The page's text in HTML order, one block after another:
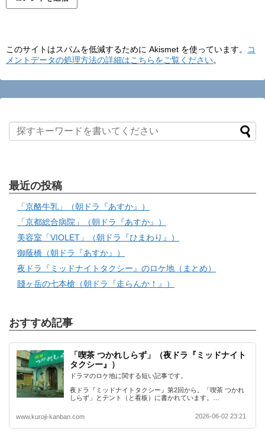
このサイトはスパムを低減するために Akismet を使っています。
コ
メントデータの処理方法の詳細はこちらをご覧ください。
最近の投稿
「京酪牛乳」（朝ドラ『あすか』）
「京都総合病院」（朝ドラ『あすか』）
美容室「VIOLET」（朝ドラ『ひまわり』）
御蔭橋（朝ドラ『あすか』）
夜ドラ『ミッドナイトタクシー』のロケ地（まとめ）
賤ヶ岳の七本槍（朝ドラ『走らんか！』）
おすすめ記事
「喫茶 つかれしらず」（夜ドラ『ミッドナイト
タクシー』）
ドラマのロケ地に関する短い記事です。
夜ドラ『ミッドナイトタクシー』第2回から。「喫茶 つかれ
しらず」とテント（と看板）に書かれています。…
www.kuroji-kanban.com 2026-06-02 23:21